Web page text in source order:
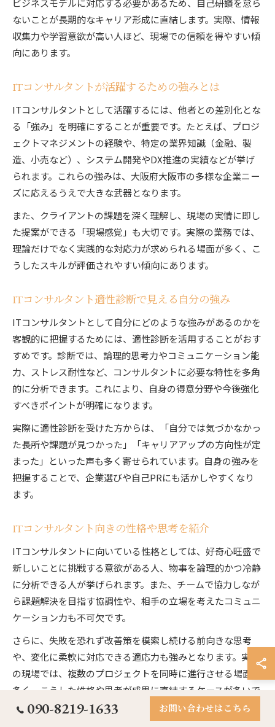
ビジネスモデルに対応する必要があるため、自己研鑽を怠ら
ないことが長期的なキャリア形成に直結します。実際、情報
収集力や学習意欲が高い人ほど、現場での信頼を得やすい傾
向にあります。
ITコンサルタントが活躍するための強みとは
ITコンサルタントとして活躍するには、他者との差別化とな
る「強み」を明確にすることが重要です。たとえば、プロジ
ェクトマネジメントの経験や、特定の業界知識（金融、製
造、小売など）、システム開発やDX推進の実績などが挙げ
られます。これらの強みは、大阪府大阪市の多様な企業ニー
ズに応えるうえで大きな武器となります。
また、クライアントの課題を深く理解し、現場の実情に即し
た提案ができる「現場感覚」も大切です。実際の業務では、
理論だけでなく実践的な対応力が求められる場面が多く、こ
うしたスキルが評価されやすい傾向にあります。
ITコンサルタント適性診断で見える自分の強み
ITコンサルタントとして自分にどのような強みがあるのかを
客観的に把握するためには、適性診断を活用することがおす
すめです。診断では、論理的思考力やコミュニケーション能
力、ストレス耐性など、コンサルタントに必要な特性を多角
的に分析できます。これにより、自身の得意分野や今後強化
すべきポイントが明確になります。
実際に適性診断を受けた方からは、「自分では気づかなかっ
た長所や課題が見つかった」「キャリアアップの方向性が定
まった」といった声も多く寄せられています。自身の強みを
把握することで、企業選びや自己PRにも活かしやすくなり
ます。
ITコンサルタント向きの性格や思考を紹介
ITコンサルタントに向いている性格としては、好奇心旺盛で
新しいことに挑戦する意欲がある人、物事を論理的かつ冷静
に分析できる人が挙げられます。また、チームで協力しなが
ら課題解決を目指す協調性や、相手の立場を考えたコミュニ
ケーション力も不可欠です。
さらに、失敗を恐れず改善策を模索し続ける前向きな思考
や、変化に柔軟に対応できる適応力も強みとなります。実際
の現場では、複数のプロジェクトを同時に進行させる場面も
多く、こうした性格や思考が成果に直結するケースが多いで
す。090-8219-1633 お問い合わせはこちら